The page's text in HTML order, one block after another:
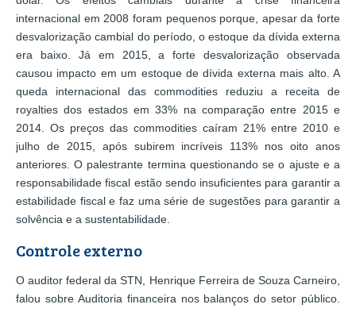
internacional em 2008 foram pequenos porque, apesar da forte
desvalorização cambial do período, o estoque da dívida externa
era baixo. Já em 2015, a forte desvalorização observada
causou impacto em um estoque de dívida externa mais alto. A
queda internacional das commodities reduziu a receita de
royalties dos estados em 33% na comparação entre 2015 e
2014. Os preços das commodities caíram 21% entre 2010 e
julho de 2015, após subirem incríveis 113% nos oito anos
anteriores. O palestrante termina questionando se o ajuste e a
responsabilidade fiscal estão sendo insuficientes para garantir a
estabilidade fiscal e faz uma série de sugestões para garantir a
solvência e a sustentabilidade.
Controle externo
O auditor federal da STN, Henrique Ferreira de Souza Carneiro,
falou sobre Auditoria financeira nos balanços do setor público.